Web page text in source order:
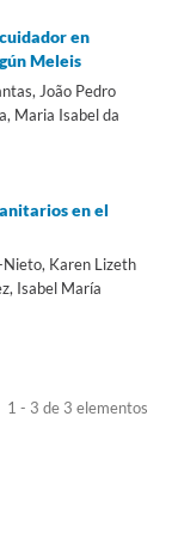
en
Meleis
João Pedro
Maria Isabel da
en el
Karen Lizeth
Isabel María
1 - 3 de 3 elementos